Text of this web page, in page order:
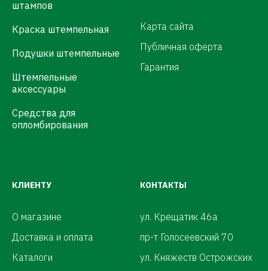
штампов
Краска штемпельная
Подушки штемпельные
Штемпельные
аксессуары
Средства для
опломбирования
Карта сайта
Публичная оферта
Гарантия
КЛИЕНТУ
О магазине
Доставка и оплата
Каталоги
КОНТАКТЫ
ул. Крещатик 46а
пр-т Голосеевский 70
ул. Княжеств Острожских